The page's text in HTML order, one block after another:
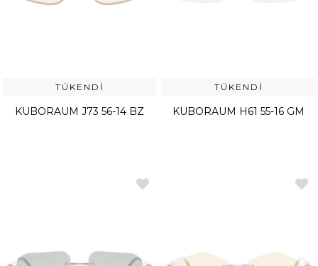
TÜKENDI
KUBORAUM J73 56-14 BZ
TÜKENDI
KUBORAUM H61 55-16 GM